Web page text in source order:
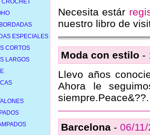
CROCHET
ESPECIALES
CORTOS
LARGOS
Necesita estár
nuestro libro de
Moda con estilo -
Llevo años
Ahora le
siempre.Peace&??.
Barcelona - 06/